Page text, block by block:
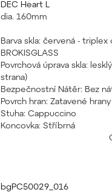
DEC Heart L
dia. 160mm
Barva skla: červená - triplex
BROKISGLASS
Povrchová úprava skla:
strana)
Bezpečnostní Nátěr: Bez
Povrch hran: Zatavené hrany
Stuha: Cappuccino
Koncovka: Stříbrná
bgPC50029_016